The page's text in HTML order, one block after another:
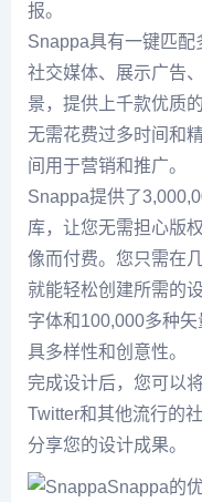
报。
Snappa具有一键匹配
社交媒体、展示广告
景，提供上千款优质
无需花费过多时间和
间用于营销和推广。
Snappa提供了
库，让您无需担心版
像而付费。您只需在
就能轻松创建所需的
字体和100,000多种
具多样性和创意性。
完成设计后，您可以
Twitter和其他流行的
分享您的设计成果。
Snappa的